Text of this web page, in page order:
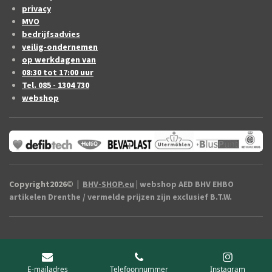
privacy
MVO
bedrijfsadvies
veilig-ondernemen
op werkdagen van
08:30 tot 17:00 uur
Tel. 085 - 1304 730
webshop
Copyright2026© | BHV-SHOP.eu | webshop AED BHV EHBO
artikelen Drenthe / vermelde prijzen zijn exclusief B.T.W.
E-mailadres Telefoonnummer Instagram